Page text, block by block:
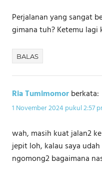
Perjalanan yang sangat
gimana tuh? Ketemu lagi
BALAS
Ria Tumimomorberkata:
1 November 2024 pukul 2:57
wah, masih kuat jalan2
jepit loh, kalau saya
ngomong2 bagaimana